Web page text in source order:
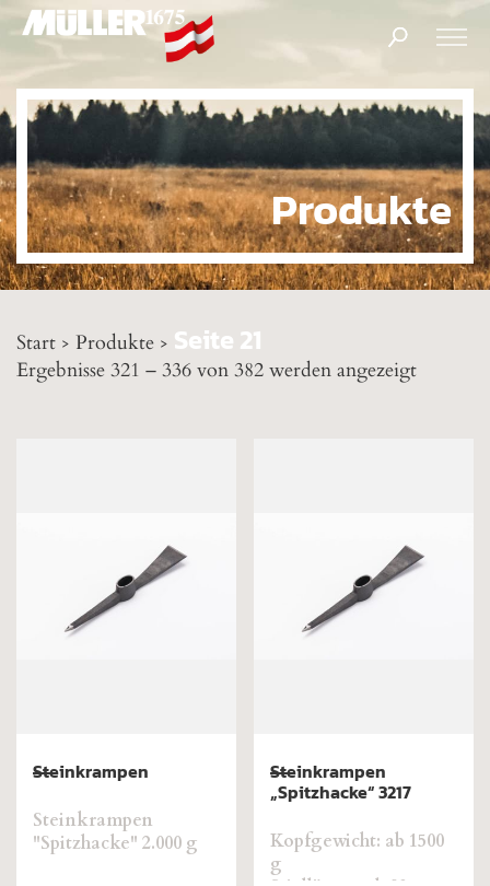
Products
search
Produkte
Start > Produkte > Seite 21
Ergebnisse 321 – 336 von 382 werden angezeigt
Steinkrampen
Steinkrampen
"Spitzhacke" 2.000 g
Steinkrampen
„Spitzhacke“ 3217
Kopfgewicht: ab 1500
g